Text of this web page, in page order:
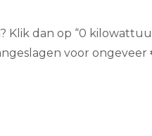
Klik dan op “0
voor ongeveer